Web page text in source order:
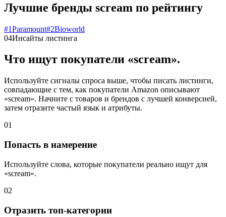
Лучшие бренды scream по рейтингу
#1Paramount#2Bioworld
04Инсайты листинга
Что ищут покупатели «scream».
Используйте сигналы спроса выше, чтобы писать листинги,
совпадающие с тем, как покупатели Amazon описывают
«scream». Начните с товаров и брендов с лучшей конверсией,
затем отразите частый язык и атрибуты.
01
Попасть в намерение
Используйте слова, которые покупатели реально ищут для
«scream».
02
Отразить топ-категории